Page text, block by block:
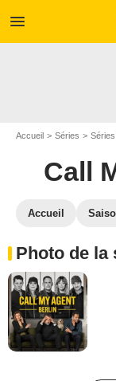
menu
Accueil Séries
Call
Accueil
Photo de la